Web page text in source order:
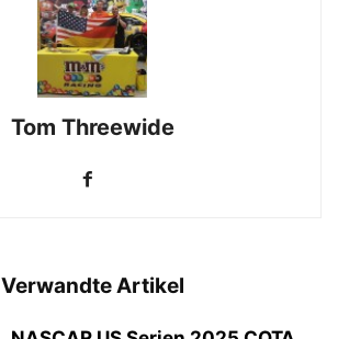
Tom Threewide
Verwandte Artikel